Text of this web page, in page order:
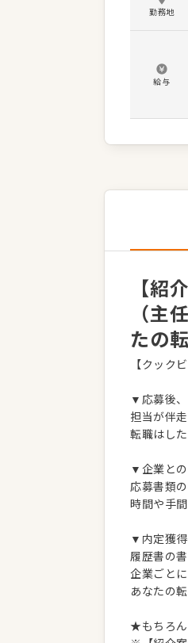
勤務地
給与
【紹
（主
たの
【クック
▼応募後、
担当が伴
転職はし
▼企業と
応募書類
時間や手
▼内定獲得
履歴書の
企業ごと
あなたの
★もちろ